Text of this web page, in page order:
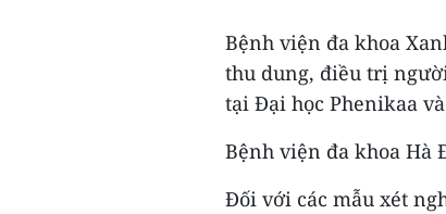
Bệnh viện đa khoa
thu dung, điều trị
tại Đại học Phenikaa
Bệnh viện đa khoa Hà
Đối với các mẫu xét